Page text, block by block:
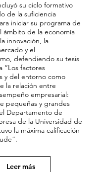
su ciclo formativo
de la suficiencia
iniciar su programa de
ámbito de la economía
innovación, la
y el
defendiendo su tesis
“Los factores
y del entorno como
la relación entre
empresarial:
pequeñas y grandes
Departamento de
de la Universidad de
la máxima calificación
Leer más